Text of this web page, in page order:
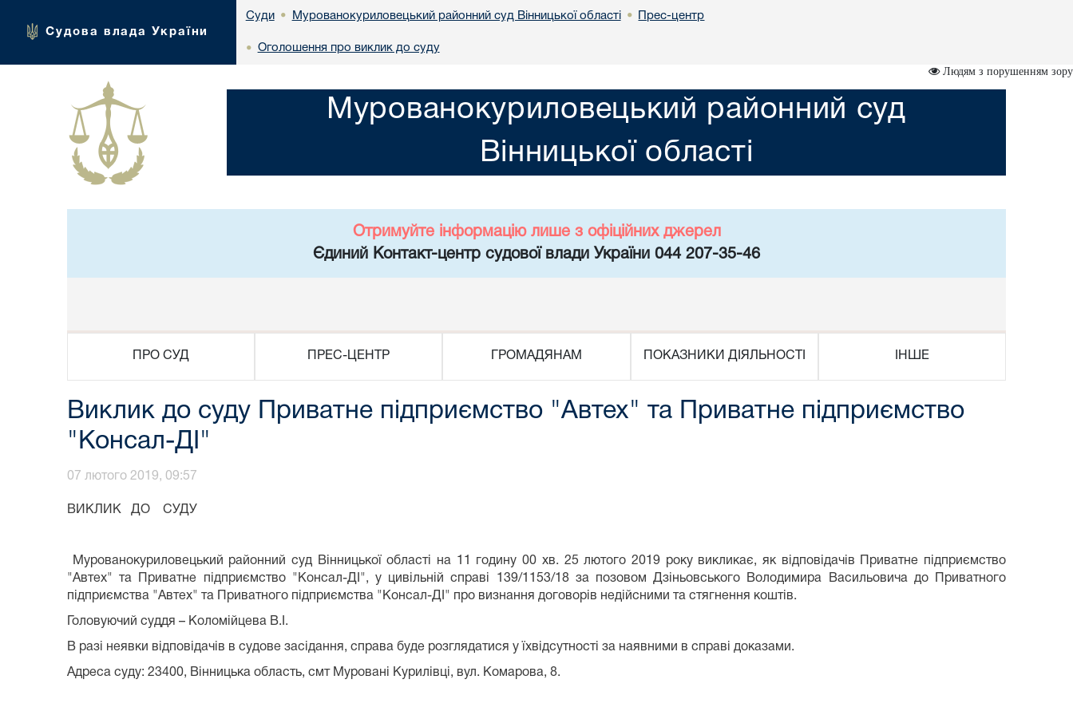
Судова влада України
Суди • Мурованокуриловецький районний суд Вінницької області • Прес-центр
• Оголошення про виклик до суду
Людям з порушенням зору
Мурованокуриловецький районний суд
Вінницької області
Отримуйте інформацію лише з офіційних джерел
Єдиний Контакт-центр судової влади України 044 207-35-46
ПРО СУД ПРЕС-ЦЕНТР ГРОМАДЯНАМ ПОКАЗНИКИ ДІЯЛЬНОСТІ ІНШЕ
Виклик до суду Приватне підприємство "Автех" та Приватне підприємство
"Консал-ДІ"
07 лютого 2019, 09:57
ВИКЛИК ДО СУДУ
Мурованокуриловецький районний суд Вінницької області на 11 годину 00 хв. 25 лютого 2019 року викликає, як відповідачів Приватне підприємство
"Автех" та Приватне підприємство "Консал-ДІ", у цивільній справі 139/1153/18 за позовом Дзіньовського Володимира Васильовича до Приватного
підприємства "Автех" та Приватного підприємства "Консал-ДІ" про визнання договорів недійсними та стягнення коштів.
Головуючий суддя – Коломійцева В.І.
В разі неявки відповідачів в судове засідання, справа буде розглядатися у їхвідсутності за наявними в справі доказами.
Адреса суду: 23400, Вінницька область, смт Муровані Курилівці, вул. Комарова, 8.